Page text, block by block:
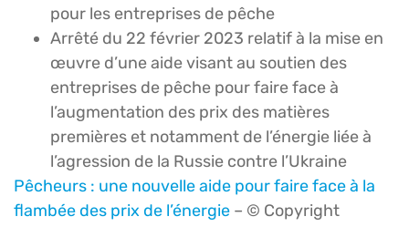
pour les entreprises de pêche
Arrêté du 22 février 2023 relatif à la mise en
œuvre d’une aide visant au soutien des
entreprises de pêche pour faire face à
l’augmentation des prix des matières
premières et notamment de l’énergie liée à
l’agression de la Russie contre l’Ukraine
Pêcheurs : une nouvelle aide pour faire face à la
flambée des prix de l’énergie – © Copyright